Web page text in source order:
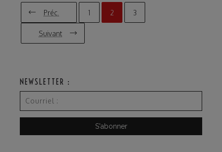
Préc. 1 2 3
Suivant
NEWSLETTER :